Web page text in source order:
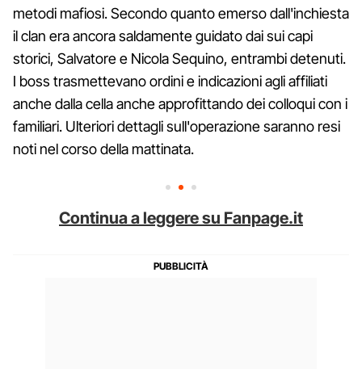
metodi mafiosi. Secondo quanto emerso dall'inchiesta
il clan era ancora saldamente guidato dai sui capi
storici, Salvatore e Nicola Sequino, entrambi detenuti.
I boss trasmettevano ordini e indicazioni agli affiliati
anche dalla cella anche approfittando dei colloqui con i
familiari. Ulteriori dettagli sull'operazione saranno resi
noti nel corso della mattinata.
Continua a leggere su Fanpage.it